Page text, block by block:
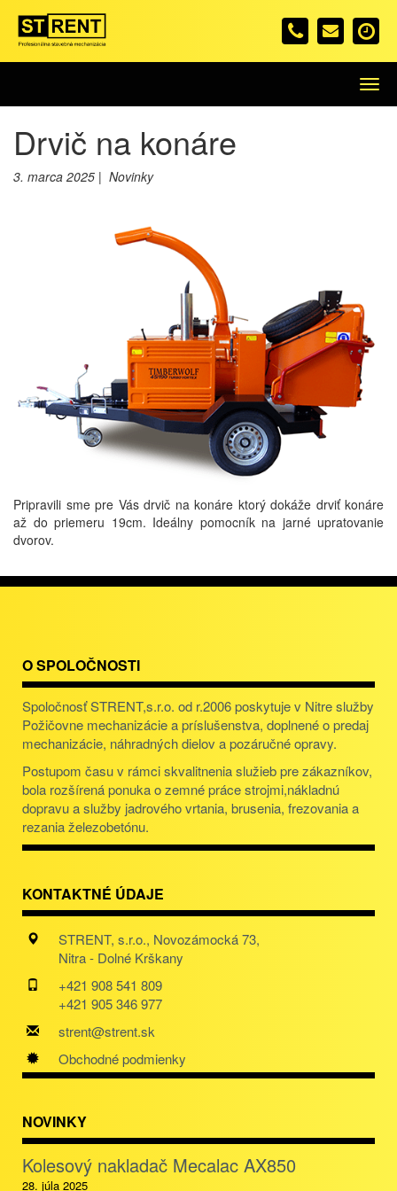
Drvič na konáre
3. marca 2025 | Novinky
Pripravili sme pre Vás drvič na konáre ktorý dokáže drviť konáre
až do priemeru 19cm. Ideálny pomocník na jarné upratovanie
dvorov.
O SPOLOČNOSTI
Spoločnosť STRENT,s.r.o. od r.2006 poskytuje v Nitre služby
Požičovne mechanizácie a príslušenstva, doplnené o predaj
mechanizácie, náhradných dielov a pozáručné opravy.
Postupom času v rámci skvalitnenia služieb pre zákazníkov,
bola rozšírená ponuka o zemné práce strojmi,nákladnú
dopravu a služby jadrového vrtania, brusenia, frezovania a
rezania železobetónu.
KONTAKTNÉ ÚDAJE
STRENT, s.r.o., Novozámocká 73,
Nitra - Dolné Krškany
+421 908 541 809
+421 905 346 977
strent@strent.sk
Obchodné podmienky
NOVINKY
Kolesový nakladač Mecalac AX850
28. júla 2025